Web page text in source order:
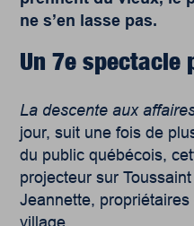
ne s’en lasse pas.
Un 7e spectacle
La descente aux
jour, suit une fois de
du public québécois,
projecteur sur
Jeannette,
village.